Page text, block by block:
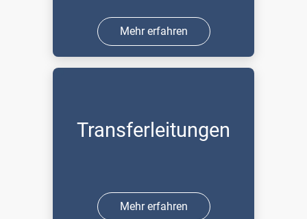
Mehr erfahren
Transferleitungen
Mehr erfahren